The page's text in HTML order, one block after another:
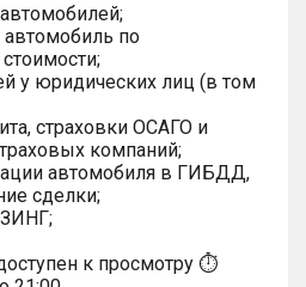
по
у юридических лиц (в том
страховки ОСАГО и
компаний;
автомобиля в ГИБДД,
сделки;
к просмотру ⏱